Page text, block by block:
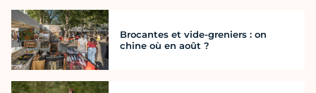
Brocantes et vide-greniers : on
chine où en août ?